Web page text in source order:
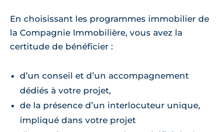
En choisissant les programmes immobilier de
la Compagnie Immobilière, vous avez la
certitude de bénéficier :
d’un conseil et d’un accompagnement
dédiés à votre projet,
de la présence d’un interlocuteur unique,
impliqué dans votre projet